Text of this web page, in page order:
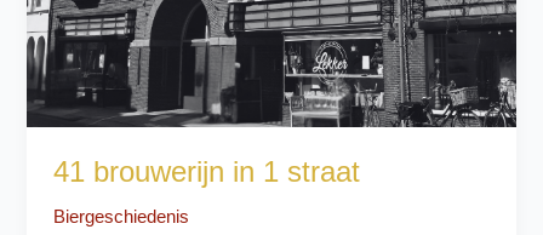
41 brouwerijn in 1 straat
Biergeschiedenis